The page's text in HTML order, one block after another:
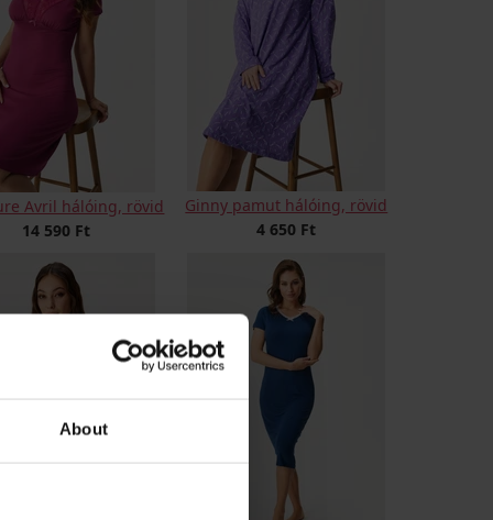
About
Avril hálóing, rövid
14 590 Ft
Ginny pamut hálóing, rövid
4 650 Ft